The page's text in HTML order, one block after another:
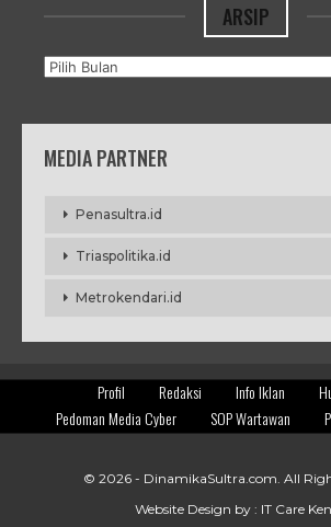
ARSIP
Arsip
MEDIA PARTNER
Penasultra.id
Triaspolitika.id
Metrokendari.id
Profil Redaksi Info Iklan
Pedoman Media Cyber
SOP Wartawan
© 2026 - DinamikaSultra.com. All
Website Design by : IT Care